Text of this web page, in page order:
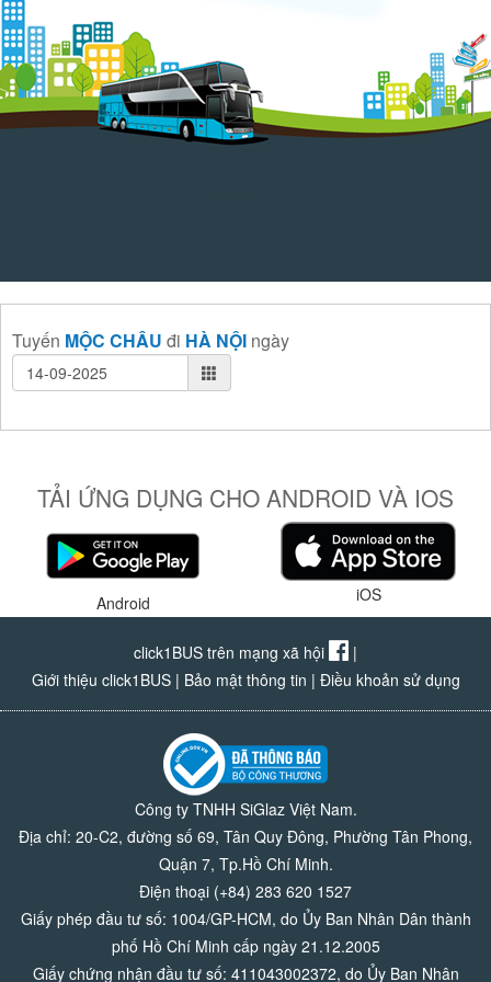
Tuyến MỘC CHÂU đi HÀ NỘI ngày
TẢI ỨNG DỤNG CHO ANDROID VÀ IOS
Android iOS
click1BUS trên mạng xã hội
|
Giới thiệu click1BUS| Bảo mật thông tin | Điều khoản sử dụng
Công ty TNHH SiGlaz Việt Nam.
Địa chỉ: 20-C2, đường số 69, Tân Quy Đông, Phường Tân Phong,
Quận 7, Tp.Hồ Chí Minh.
Điện thoại (+84) 283 620 1527
Giấy phép đầu tư số: 1004/GP-HCM, do Ủy Ban Nhân Dân thành
phố Hồ Chí Minh cấp ngày 21.12.2005
Giấy chứng nhận đầu tư số: 411043002372, do Ủy Ban Nhân